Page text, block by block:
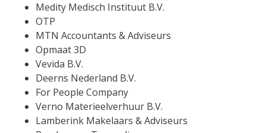
Medity Medisch Instituut B.V.
OTP
MTN Accountants & Adviseurs
Opmaat 3D
Vevida B.V.
Deerns Nederland B.V.
For People Company
Verno Materieelverhuur B.V.
Lamberink Makelaars & Adviseurs